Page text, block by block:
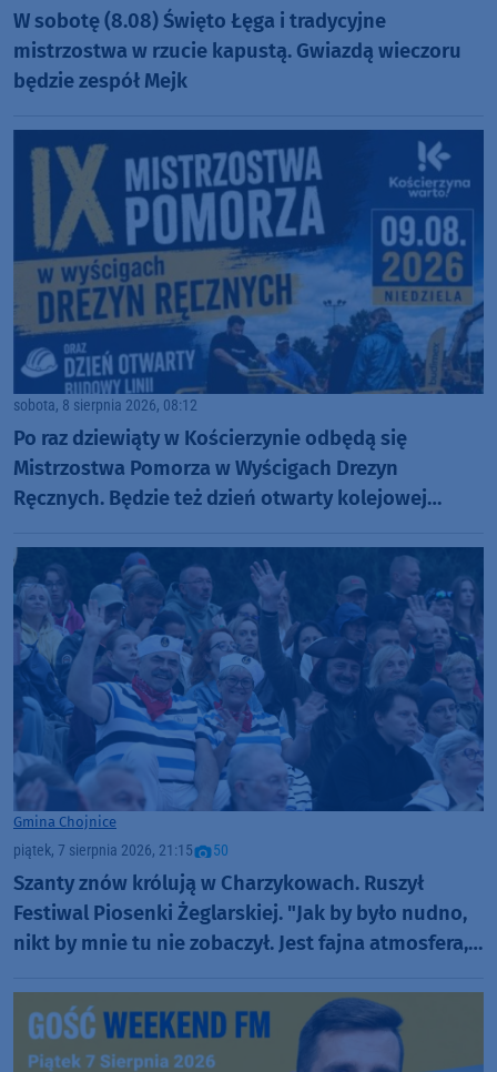
W sobotę (8.08) Święto Łęga i tradycyjne
mistrzostwa w rzucie kapustą. Gwiazdą wieczoru
będzie zespół Mejk
sobota, 8 sierpnia 2026, 08:12
Po raz dziewiąty w Kościerzynie odbędą się
Mistrzostwa Pomorza w Wyścigach Drezyn
Ręcznych. Będzie też dzień otwarty kolejowej
Gmina Chojnice
piątek, 7 sierpnia 2026, 21:15 50
Szanty znów królują w Charzykowach. Ruszył
Festiwal Piosenki Żeglarskiej. "Jak by było nudno,
nikt by mnie tu nie zobaczył. Jest fajna atmosfera,